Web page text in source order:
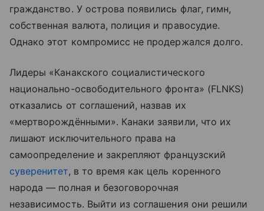
гражданство. У острова появились флаг, гимн,
собственная валюта, полиция и правосудие.
Однако этот компромисс не продержался долго.
Лидеры «Канакского социалистического
национально-освободительного фронта» (FLNKS)
отказались от соглашений, назвав их
«мертворождёнными». Канаки заявили, что их
лишают исключительного права на
самоопределение и закрепляют французский
суверенитет, в то время как цель коренного
народа — полная и безоговорочная
независимость. Выйти из соглашения они решили